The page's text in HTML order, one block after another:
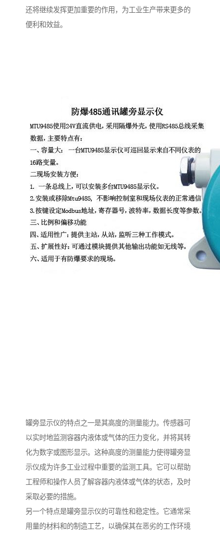
还将继续发挥更加重要的作用，为工业生产带来更多的
便利和效益。
罐旁显示仪的特点之一是其高度的测量能力。传感器可
以实时地监测容器内液体或气体的压力变化，并将其转
化为数字或图形显示。这种高度的测量能力使得罐旁显
示仪成为许多工业过程中重要的监测工具。它可以帮助
工程师和操作人员了解容器内液体或气体的状态，及时
采取必要的措施。
另一个特点是罐旁显示仪的可靠性和稳定性。它通常采
用量的材料和的制造工艺，以确保其在恶劣的工作环境